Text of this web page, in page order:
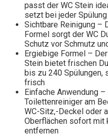
passt der WC Stein
setzt bei jeder
Sichtbare Reinigung –
Formel sorgt der WC
Schutz vor Schmutz
Ergiebige Formel –
Stein bietet frischen
bis zu 240 Spülungen,
frisch
Einfache Anwendung –
Toilettenreiniger am
WC-Sitz,-Deckel oder
Oberflächen sofort
entfernen